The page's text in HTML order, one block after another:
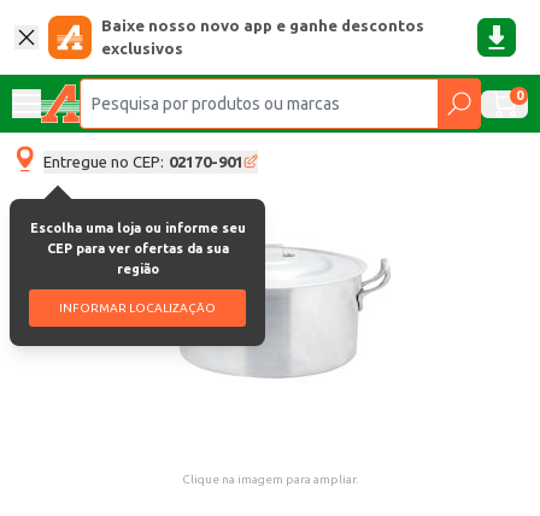
Baixe nosso novo app e ganhe descontos
exclusivos
0
Entregue no CEP: 02170-901
Escolha uma loja ou informe seu
CEP para ver ofertas da sua
região
INFORMAR LOCALIZAÇÃO
Clique na imagem para ampliar.